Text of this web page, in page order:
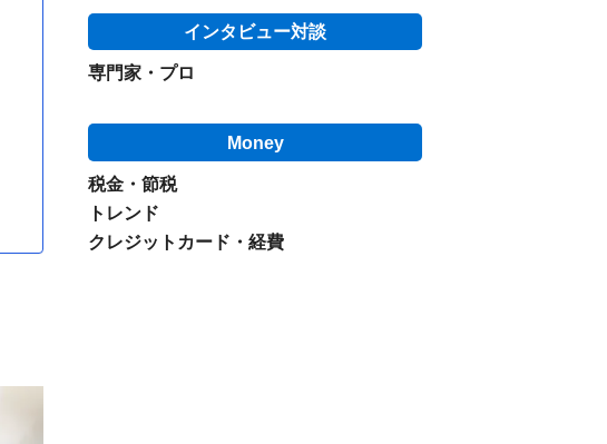
インタビュー対談
専門家・プロ
Money
税金・節税
トレンド
クレジットカード・経費